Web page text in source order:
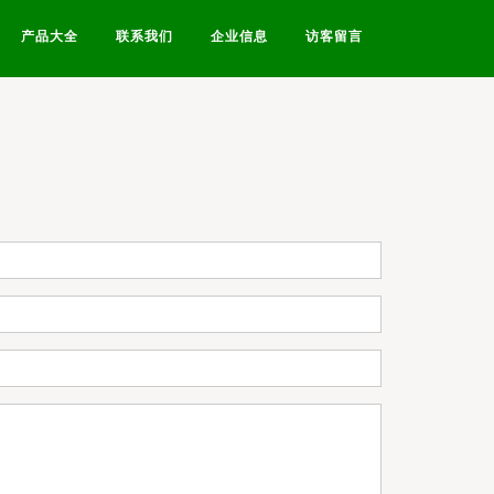
产品大全 联系我们 企业信息 访客留言